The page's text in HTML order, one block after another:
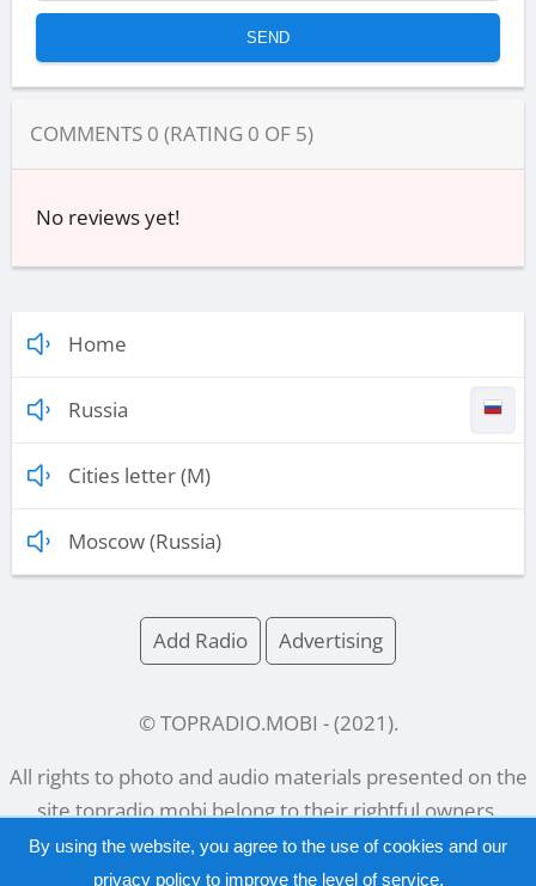
COMMENTS 0 (RATING 0 OF 5)
No reviews yet!
Home
Russia
Cities letter (M)
Moscow (Russia)
Add Radio Advertising
© TOPRADIO.MOBI - (2021 ).
All rights to photo and audio materials presented on the
sitetopradio.mobibelong to their rightful owners.
By using the website, you agree to the use of cookies and our
privacy policyto improve the level of service.